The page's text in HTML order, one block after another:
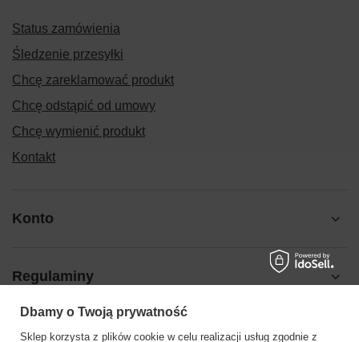
Status zamówienia
Śledzenie przesyłki
Chcę zareklamować produkt
Chcę odstąpić od umowy
Chcę wymienić produkt
Kontakt
Konto
Regulaminy
Pomoc
Dbamy o Twoją prywatność
Sklep korzysta z plików cookie w celu realizacji usług zgodnie z